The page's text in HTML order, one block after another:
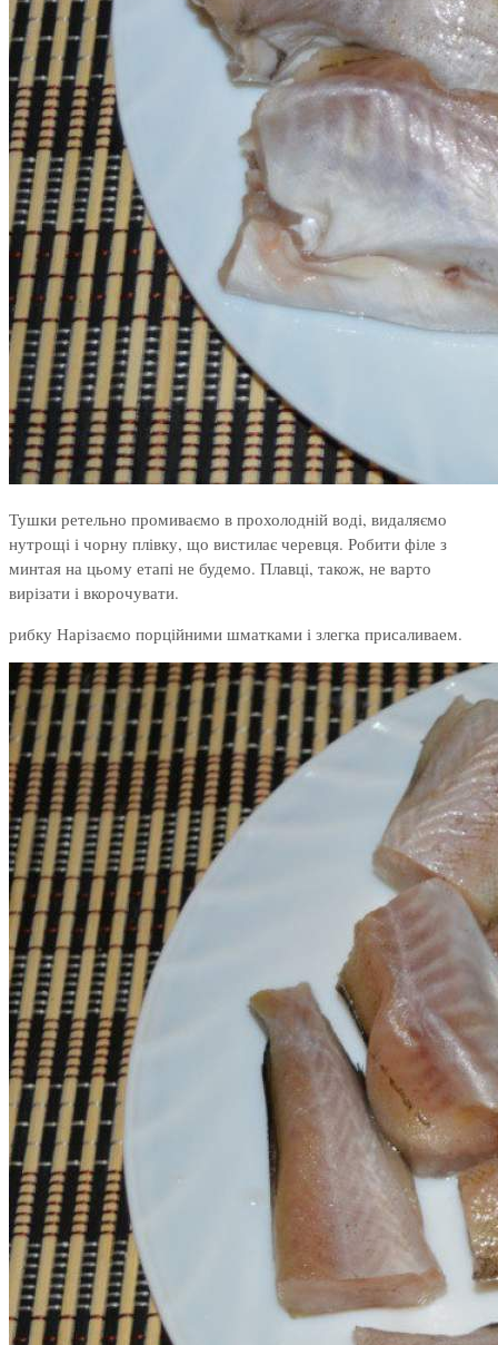
Тушки ретельно промиваємо в прохолодній воді, видаляємо
нутрощі і чорну плівку, що вистилає черевця. Робити філе з
минтая на цьому етапі не будемо. Плавці, також, не варто
вирізати і вкорочувати.
рибку Нарізаємо порційними шматками і злегка присаливаем.